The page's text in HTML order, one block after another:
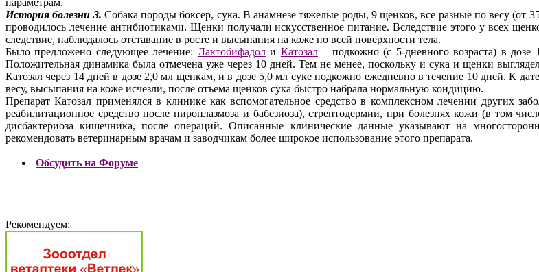
История болезни 3. Собака породы боксер, сука. В анамнезе тяжелые роды, 9 щенков, все разные по весу (от
проводилось лечение антибиотиками. Щенки получали искусственное питание. Вследствие этого у всех
следствие, наблюдалось отставание в росте и высыпания на коже по всей поверхности тела.
Было предложено следующее лечение: Лактобифадоли Катозал– подкожно (с 5-дневного возраста) в
Положительная динамика была отмечена уже через 10 дней. Тем не менее, поскольку и сука и щенки
Катозал через 14 дней в дозе 2,0 мл щенкам, и в дозе 5,0 мл суке подкожно ежедневно в течение 10 дней. К
весу, высыпания на коже исчезли, после отъема щенков сука быстро набрала нормальную кондицию.
Препарат Катозал применялся в клинике как вспомогательное средство в комплексном лечении других
реабилитационное средство после пироплазмоза и бабезиоза), стрептодермии, при болезнях кожи (в том
дисбактериоза кишечника, после операций. Описанные клинические данные указывают на
рекомендовать ветеринарным врачам и заводчикам более широкое использование этого препарата.
Обсудить на Форуме
Рекомендуем: